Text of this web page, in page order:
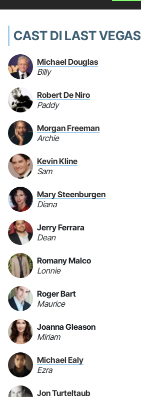
CAST DI LAST VEGAS
Michael Douglas
Billy
Robert De Niro
Paddy
Morgan Freeman
Archie
Kevin Kline
Sam
Mary Steenburgen
Diana
Jerry Ferrara
Dean
Romany Malco
Lonnie
Roger Bart
Maurice
Joanna Gleason
Miriam
Michael Ealy
Ezra
Jon Turteltaub